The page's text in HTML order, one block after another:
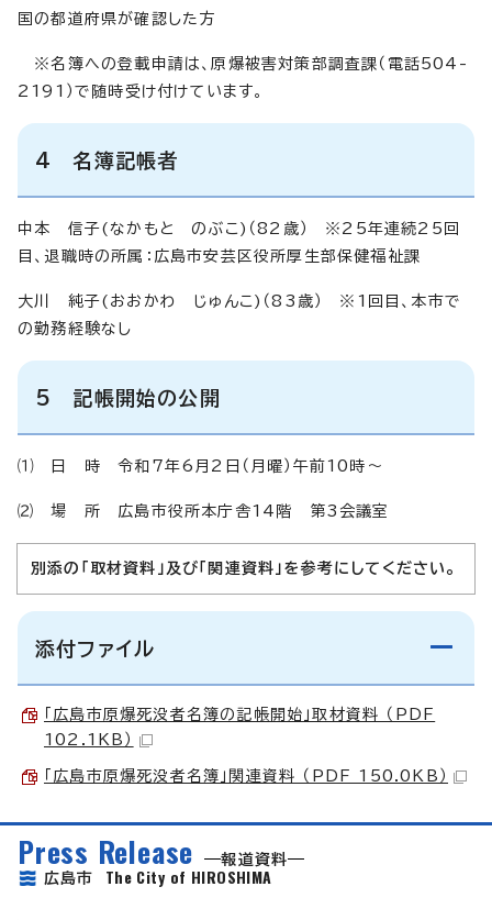
国の都道府県が確認した方
※名簿への登載申請は、原爆被害対策部調査課（電話504-
2191）で随時受け付けています。
4 名簿記帳者
中本 信子(なかもと のぶこ)（82歳） ※25年連続25回
目、退職時の所属：広島市安芸区役所厚生部保健福祉課
大川 純子(おおかわ じゅんこ)（83歳） ※1回目、本市で
の勤務経験なし
5 記帳開始の公開
⑴ 日 時 令和7年6月2日（月曜）午前10時～
⑵ 場 所 広島市役所本庁舎14階 第3会議室
別添の「取材資料」及び「関連資料」を参考にしてください。
添付ファイル
「広島市原爆死没者名簿の記帳開始」取材資料 （PDF
102.1KB）
「広島市原爆死没者名簿」関連資料 （PDF 150.0KB）
Press Release
報道資料
広島市 The City of HIROSHIMA